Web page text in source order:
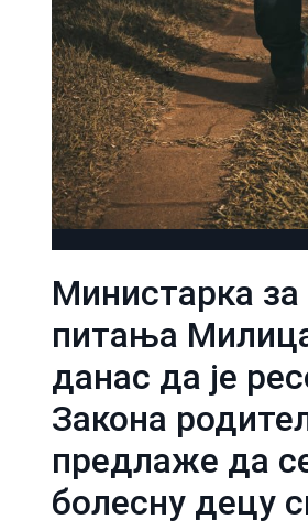
Министарка
питања
данас да је
Закона
предлаже да
болесну децу